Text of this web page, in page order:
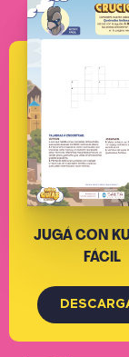
JUGÁ CON
FÁCIL